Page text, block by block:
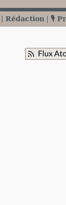
Rédaction 🎙️
Flux